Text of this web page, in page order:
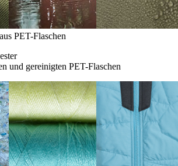
PET-Flaschen
und gereinigten PET-Flaschen